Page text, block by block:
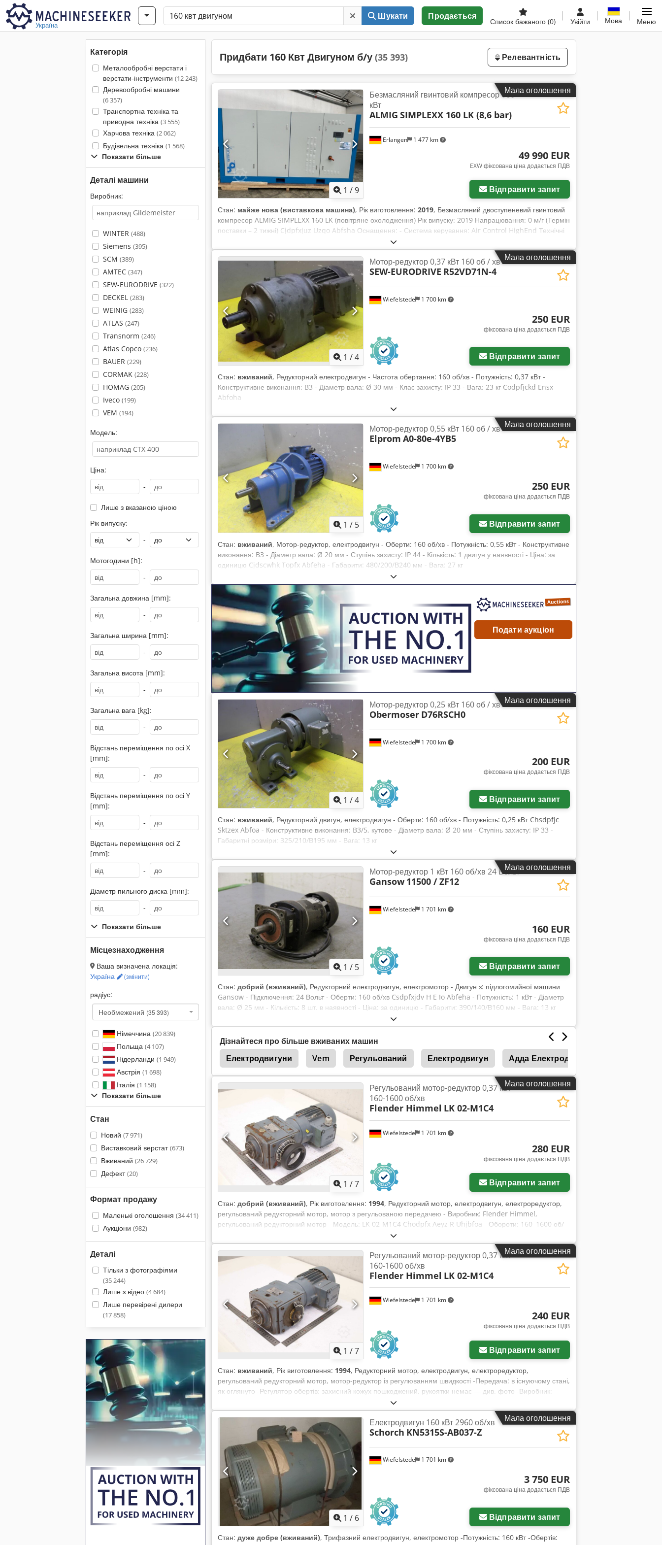
Україна
Шукати Продається
Список бажаного (0) Увійти Мова Меню
Категорія
Металообробні верстати і
верстати-інструменти (12 243)
Деревообробні машини
(6 357)
Транспортна техніка та
приводна техніка (3 555)
Харчова техніка (2 062)
Будівельна техніка (1 568)
Показати більше
Деталі машини
Виробник:
WINTER (488)
Siemens (395)
SCM (389)
AMTEC (347)
SEW-EURODRIVE (322)
DECKEL (283)
WEINIG (283)
ATLAS (247)
Transnorm (246)
Atlas Copco (236)
BAUER (229)
CORMAK (228)
HOMAG (205)
Iveco (199)
VEM (194)
Модель:
Ціна:
-
Лише з вказаною ціною
Рік випуску:
-
Мотогодини [h]:
-
Загальна довжина [mm]:
-
Загальна ширина [mm]:
-
Загальна висота [mm]:
-
Загальна вага [kg]:
-
Відстань переміщення по осі X
[mm]:
-
Відстань переміщення по осі Y
[mm]:
-
Відстань переміщення осі Z
[mm]:
-
Діаметр пильного диска [mm]:
-
Показати більше
Місцезнаходження
Ваша визначена локація:
Україна
(змінити)
радіус:
Необмежений (35 393)
Німеччина (20 839)
Польща (4 107)
Нідерланди (1 949)
Австрія (1 698)
Італія (1 158)
Показати більше
Стан
Новий (7 971)
Виставковий верстат(673)
Вживаний (26 729)
Дефект(20)
Формат продажу
Маленькі оголошення (34 411)
Аукціони (982)
Деталі
Тільки з фотографіями
(35 244)
Лише з відео (4 684)
Лише перевірені дилери
(17 858)
Придбати 160 Квт Двигуном б/у (35 393) Релевантність
Мала оголошення
1 /9
Erlangen 1 477 km
Безмасляний гвинтовий компресор 160
кВт
ALMIG SIMPLEXX 160 LK (8,6 bar)
49 990 EUR
EXW фіксована ціна додається ПДВ
Відправити запит
Стан: майже нова (виставкова машина), Рік виготовлення: 2019, Безмасляний двоступеневий гвинтовий
компресор ALMIG SIMPLEXX 160 LK (повітряне охолодження) Рік випуску: 2019 Напрацювання: 0 м/г (Термін
поставки – 2 тижні) Cjdpfxjuz Uzqo Abfsha Оснащення: - Система керування: Air Control HighEnd Технічні
характеристики Тип: SIMPLEXX 160 LK Максимальний робочий тиск: 8,6 бар Продуктивність при 7 бар: 28,2
м³/хв Встановлена потужність двигуна: 160 кВт Ступінь захисту / клас ізоляції: IP 55 / F Робоча напруга /
частота: 400 В / 50 Гц Рівень шуму (DIN 45635 част.13): 73 дБ(А) Підключення стиснутого повітря: DN 100
Габаритні розміри та маса: Довжина: 3730 мм Ширина: 1700 мм Висота: 1995 мм Маса: 4700 кг Зручний
лізинг через наш банк. Відвідайте наш магазин. Ми завжди маємо великий вибір нових та вживаних
компресорів у наявності! Доступно відразу.
Мала оголошення
1 /4
Wiefelstede 1 700 km
Мотор-редуктор 0,37 кВт 160 об / хв
SEW-EURODRIVE R52VD71N-4
250 EUR
фіксована ціна додається ПДВ
Відправити запит
Стан: вживаний, Редукторний електродвигун - Частота обертання: 160 об/хв - Потужність: 0,37 кВт -
Конструктивне виконання: B3 - Діаметр вала: Ø 30 мм - Клас захисту: IP 33 - Вага: 23 кг Codpfjckd Ensx
Abfoha
Мала оголошення
1 / 5
Wiefelstede 1 700 km
Мотор-редуктор 0,55 кВт 160 об / хв
Elprom A0-80e-4YB5
250 EUR
фіксована ціна додається ПДВ
Відправити запит
Стан: вживаний, Мотор-редуктор, електродвигун - Оберти: 160 об/хв - Потужність: 0,55 кВт - Конструктивне
виконання: B3 - Діаметр вала: Ø 20 мм - Ступінь захисту: IP 44 - Кількість: 1 двигун у наявності - Ціна: за
одиницю Cjdscwhk Topfx Abfeha - Габарити: 480/200/В240 мм - Вага: 27 кг
Подати аукціон
Мала оголошення
1 /4
Wiefelstede 1 700 km
Мотор-редуктор 0,25 кВт 160 об / хв
Obermoser D76RSCH0
200 EUR
фіксована ціна додається ПДВ
Відправити запит
Стан: вживаний, Редукторний двигун, електродвигун - Оберти: 160 об/хв - Потужність: 0,25 кВт Chsdpfjc
Sktzex Abfoa - Конструктивне виконання: B3/5, кутове - Діаметр вала: Ø 20 мм - Ступінь захисту: IP 33 -
Габаритні розміри: 325/210/В195 мм - Вага: 13 кг
Мала оголошення
1 / 5
Wiefelstede 1 701 km
Мотор-редуктор 1 кВт 160 об/хв 24 Вольт
Gansow 11500 / ZF12
160 EUR
фіксована ціна додається ПДВ
Відправити запит
Стан: добрий (вживаний), Редукторний електродвигун, електромотор - Двигун з: підлогомийної машини
Gansow - Підключення: 24 Вольт - Оберти: 160 об/хв Csdpfxjdv H E Io Abfeha - Потужність: 1 кВт - Діаметр
вала: Ø 25 мм - Кількість: 8 шт. в наявності - Ціна: за одиницю - Габарити: 390/140/В160 мм - Вага: 13 кг
Дізнайтеся про більше вживаних машин
Електродвигуни
Vem Регульований Електродвигун Адда Електродвигун
Гідравлічний Насос 24V
Мала оголошення
1 /7
Wiefelstede 1 701 km
Регульований мотор-редуктор 0,37 кВт
160-1600 об/хв
Flender Himmel LK 02-M1C4
280 EUR
фіксована ціна додається ПДВ
Відправити запит
Стан: добрий (вживаний), Рік виготовлення: 1994, Редукторний мотор, електродвигун, електроредуктор,
регульований редукторний мотор, мотор з регульованою передачею - Виробник: Flender Himmel,
регульований редукторний мотор - Модель: LK 02-M1C4 Chodpfx Aeyz R Uhjbfoa - Обороти: 160–1600 об/
хв - Потужність: 0,37 кВт - Клас захисту: IP54 - Вал: Ø 14 x 30 мм - Габарити: 430/210/В140 мм - Вага: 16,3 кг
Мала оголошення
1 /7
Wiefelstede 1 701 km
Регульований мотор-редуктор 0,37 кВт
160-1600 об/хв
Flender Himmel LK 02-M1C4
240 EUR
фіксована ціна додається ПДВ
Відправити запит
Стан: вживаний, Рік виготовлення: 1994, Редукторний мотор, електродвигун, електроредуктор,
регульований редукторний мотор, мотор-редуктор із регулюванням швидкості -Передача: в існуючому стані,
як оглянуто -Регулятор обертів: захисний кожух пошкоджений, рукоятки немає — див. фото -Виробник:
Flender Himmel, регульований редукторний мотор -Тип: LK 02-M1C4 Csdoyz Sbpopfx Abfjha -Частота
обертання: 160-1600 об/хв -Потужність: 0,37 кВт -Ступінь захисту: IP54 -Вал: Ø 14 x 30 мм -Габаритні
розміри: 430/210/H140 мм -Вага: 16,3 кг
Мала оголошення
1 / 6
Wiefelstede 1 701 km
Електродвигун 160 кВт 2960 об/хв
Schorch KN5315S-AB037-Z
3 750 EUR
фіксована ціна додається ПДВ
Відправити запит
Стан: дуже добре (вживаний), Трифазний електродвигун, електромотор -Потужність: 160 кВт -Обертів: